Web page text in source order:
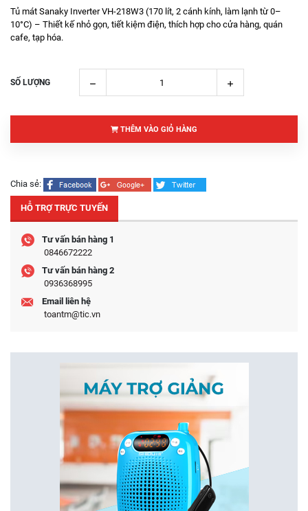
Tủ mát Sanaky Inverter VH-218W3 (170 lít, 2 cánh kính, làm lạnh từ 0–
10°C) – Thiết kế nhỏ gọn, tiết kiệm điện, thích hợp cho cửa hàng, quán
cafe, tạp hóa.
SỐ LƯỢNG
THÊM VÀO GIỎ HÀNG
Chia sẻ:
HỖ TRỢ TRỰC TUYẾN
Tư vấn bán hàng 1
0846672222
Tư vấn bán hàng 2
0936368995
Email liên hệ
toantm@tic.vn